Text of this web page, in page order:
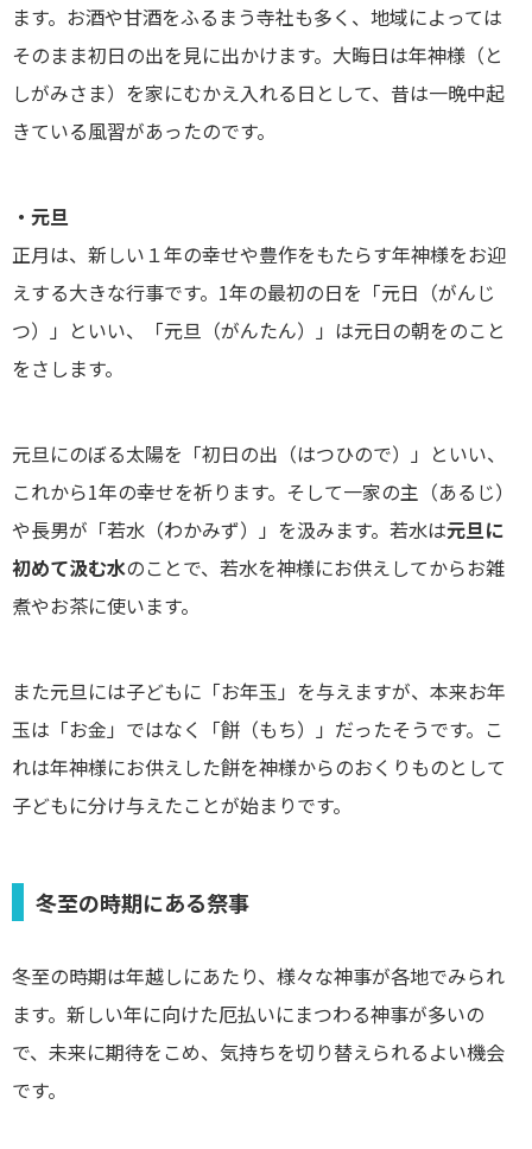
ます。お酒や甘酒をふるまう寺社も多く、地域によっては
そのまま初日の出を見に出かけます。大晦日は年神様（と
しがみさま）を家にむかえ入れる日として、昔は一晩中起
きている風習があったのです。
・元旦
正月は、新しい１年の幸せや豊作をもたらす年神様をお迎
えする大きな行事です。1年の最初の日を「元日（がんじ
つ）」といい、「元旦（がんたん）」は元日の朝をのこと
をさします。
元旦にのぼる太陽を「初日の出（はつひので）」といい、
これから1年の幸せを祈ります。そして一家の主（あるじ）
や長男が「若水（わかみず）」を汲みます。若水は元旦に
初めて汲む水のことで、若水を神様にお供えしてからお雑
煮やお茶に使います。
また元旦には子どもに「お年玉」を与えますが、本来お年
玉は「お金」ではなく「餅（もち）」だったそうです。こ
れは年神様にお供えした餅を神様からのおくりものとして
子どもに分け与えたことが始まりです。
冬至の時期にある祭事
冬至の時期は年越しにあたり、様々な神事が各地でみられ
ます。新しい年に向けた厄払いにまつわる神事が多いの
で、未来に期待をこめ、気持ちを切り替えられるよい機会
です。